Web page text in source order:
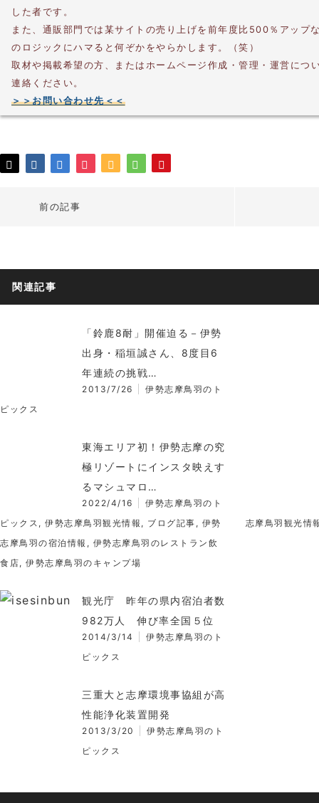
した者です。
また、通販部門では某サイトの売り上げを前年度比500％アップ
のロジックにハマると何ぞかをやらかします。（笑）
取材や掲載希望の方、またはホームページ作成・管理・運営につ
連絡ください。
＞＞お問い合わせ先＜＜
前の記事
関連記事
「鈴鹿8耐」開催迫る－伊勢
出身・稲垣誠さん、8度目6
年連続の挑戦…
2013/7/26
伊勢志摩鳥羽のト
ピックス
東海エリア初！伊勢志摩の究
極リゾートにインスタ映えす
るマシュマロ…
2022/4/16
伊勢志摩鳥羽のト
ピックス , 伊勢志摩鳥羽観光情報 , ブログ記事 , 伊勢
志摩鳥羽の宿泊情報 , 伊勢志摩鳥羽のレストラン飲
食店, 伊勢志摩鳥羽のキャンプ場
志摩鳥羽観光情
観光庁 昨年の県内宿泊者数
982万人 伸び率全国５位
2014/3/14
伊勢志摩鳥羽のト
ピックス
三重大と志摩環境事協組が高
性能浄化装置開発
2013/3/20
伊勢志摩鳥羽のト
ピックス